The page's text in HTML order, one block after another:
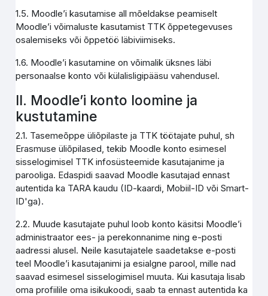
1.5. Moodle’i kasutamise all mõeldakse peamiselt
Moodle’i võimaluste kasutamist TTK õppetegevuses
osalemiseks või õppetöö läbiviimiseks.
1.6. Moodle’i kasutamine on võimalik üksnes läbi
personaalse konto või külalisligipääsu vahendusel.
II. Moodle’i konto loomine ja
kustutamine
2.1. Tasemeõppe üliõpilaste ja TTK töötajate puhul, sh
Erasmuse üliõpilased, tekib Moodle konto esimesel
sisselogimisel TTK infosüsteemide kasutajanime ja
parooliga. Edaspidi saavad Moodle kasutajad ennast
autentida ka TARA kaudu (ID-kaardi, Mobiil-ID või Smart-
ID'ga).
2.2. Muude kasutajate puhul loob konto käsitsi Moodle’i
administraator ees- ja perekonnanime ning e-posti
aadressi alusel. Neile kasutajatele saadetakse e-posti
teel Moodle’i kasutajanimi ja esialgne parool, mille nad
saavad esimesel sisselogimisel muuta. Kui kasutaja lisab
oma profiilile oma isikukoodi, saab ta ennast autentida ka